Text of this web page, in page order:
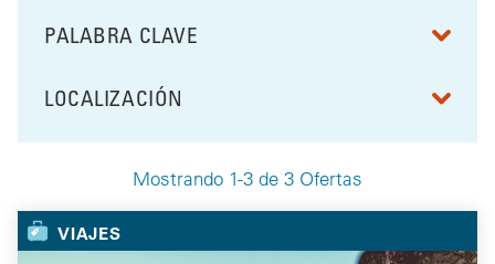
Mostrando 1-3 de 3 Ofertas
FILTRAR POR
PALABRA CLAVE
FILTRAR POR
LOCALIZACIÓN
Your Selected Deals
VIAJES